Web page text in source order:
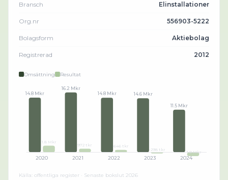
Bransch Elinstallationer
Org.nr 556903-5222
Bolagsform Aktiebolag
Registrerad 2012
Omsättning Resultat
14.8 Mkr
1.8 Mkr
2020
16.2 Mkr
972 tkr
2021
14.8 Mkr
646 tkr
2022
14.6 Mkr
-298 tkr
2023
11.5 Mkr
-1.0 Mkr
2024
Källa: offentliga register · Senaste bokslut 2026